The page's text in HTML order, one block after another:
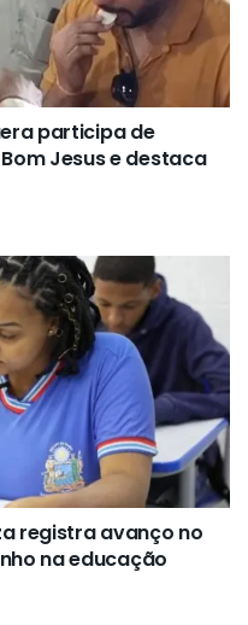
participa de
Jesus e destaca
registra avanço no
na educação